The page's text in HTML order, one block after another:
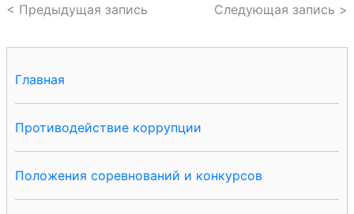
Главная
Противодействие коррупции
Положения соревнований и конкурсов
< Предыдущая запись Следующая запись >